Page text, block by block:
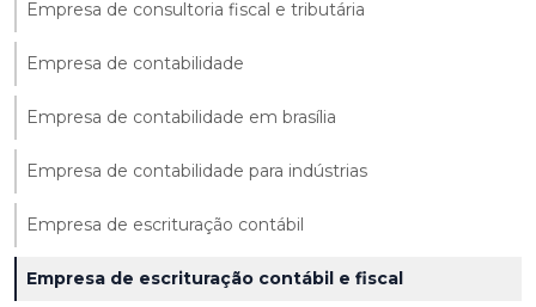
Empresa de consultoria fiscal e tributária
Empresa de contabilidade
Empresa de contabilidade em brasília
Empresa de contabilidade para indústrias
Empresa de escrituração contábil
Empresa de escrituração contábil e fiscal